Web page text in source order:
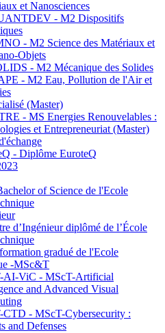
et Nanosciences
- M2 Dispositifs
- M2 Science des Matériaux et
Objets
- M2 Mécanique des Solides
- M2 Eau, Pollution de l'Air et
(Master)
- MS Energies Renouvelables :
et Entrepreneuriat (Master)
- Diplôme EuroteQ
of Science de l'Ecole
d’Ingénieur diplômé de l’École
gradué de l'Ecole
-MSc&T
AI-ViC - MScT-Artificial
and Advanced Visual
CTD - MScT-Cybersecurity :
and Defenses